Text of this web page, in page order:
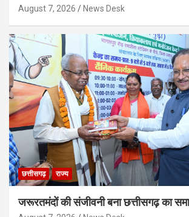
August 7, 2026 News Desk
छत्तीसगढ़ राज्य
जरूरतमंदों की संजीवनी बना छत्तीसगढ़ का